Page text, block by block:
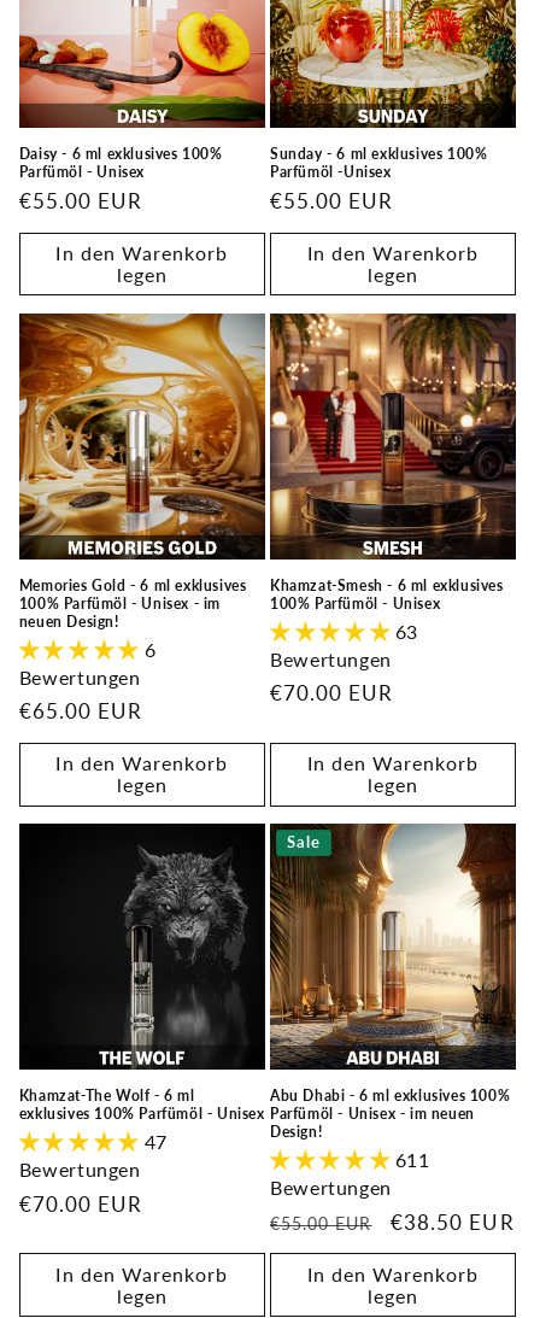
i
e
:
Daisy - 6 ml exklusives 100%
Parfümöl - Unisex
Normaler
Preis
€55.00 EUR
In den Warenkorb
legen
Sunday - 6 ml exklusives 100%
Parfümöl -Unisex
Normaler
Preis
€55.00 EUR
In den Warenkorb
legen
Memories Gold - 6 ml exklusives
100% Parfümöl - Unisex - im
neuen Design!
6
Bewertungen
Normaler
Preis
€65.00 EUR
In den Warenkorb
legen
Khamzat-Smesh - 6 ml exklusives
100% Parfümöl - Unisex
63
Bewertungen
Normaler
€70.00 EUR
In den Warenkorb
legen
Khamzat-The Wolf - 6 ml
exklusives 100% Parfümöl - Unisex
47
Bewertungen
Normaler
€70.00 EUR
In den Warenkorb
legen
Sale
Abu Dhabi - 6 ml exklusives 100%
Parfümöl - Unisex - im neuen
Design!
611
Bewertungen
Normaler
Preis
€55.00 EUR Verkaufspreis
€38.50 EUR
In den Warenkorb
legen